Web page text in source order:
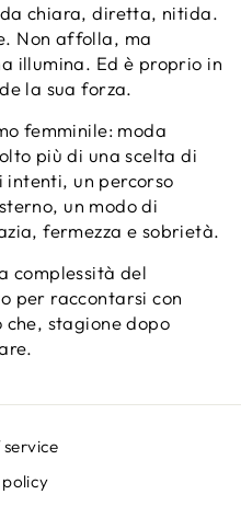
chiara, diretta, nitida.
Non affolla, ma
illumina. Ed è proprio in
la sua forza.
femminile: moda
più di una scelta di
intenti, un percorso
un modo di
fermezza e sobrietà.
complessità del
per raccontarsi con
stagione dopo